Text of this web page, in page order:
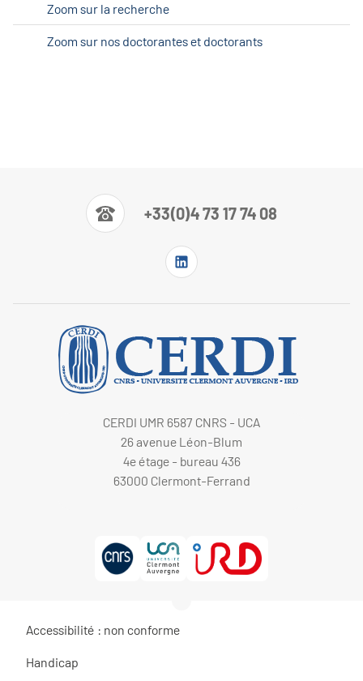
Zoom sur la recherche
Zoom sur nos doctorantes et doctorants
+33(0)4 73 17 74 08
CERDI UMR 6587 CNRS - UCA
26 avenue Léon-Blum
4e étage - bureau 436
63000 Clermont-Ferrand
Accessibilité : non conforme
Handicap